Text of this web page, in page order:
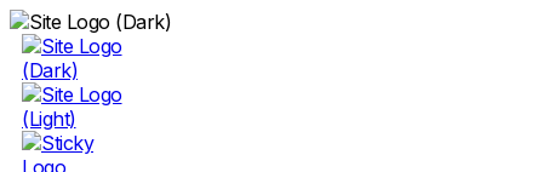
Skip
to
content